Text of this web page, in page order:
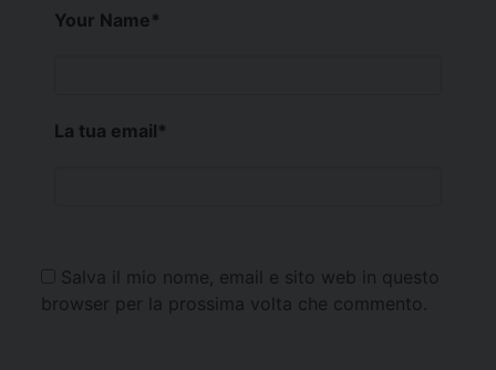
Your Name*
La tua email*
Salva il mio nome, email e sito web in questo
browser per la prossima volta che commento.